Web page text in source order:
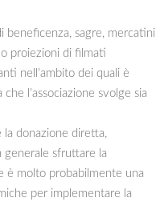
sagre, mercatini
proiezioni di filmati
nell’ambito dei quali è
l’associazione svolge sia
donazione diretta,
generale sfruttare la
è molto probabilmente una
per implementare la